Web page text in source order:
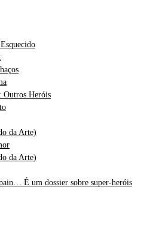
Outros Heróis
da Arte)
da Arte)
É um dossier sobre super-heróis